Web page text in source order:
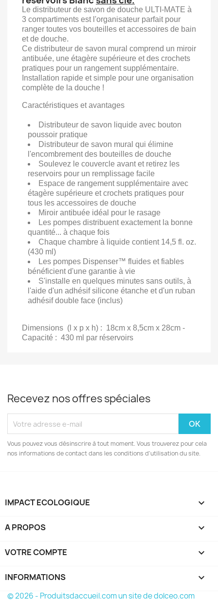
Le distributeur de savon de douche ULTI-MATE à
3 compartiments est l'organisateur parfait pour
ranger toutes vos bouteilles et accessoires de bain
et de douche.
Ce distributeur de savon mural comprend un miroir
antibuée, une étagère supérieure et des crochets
pratiques pour un rangement supplémentaire.
Installation rapide et simple pour une organisation
complète de la douche !
Caractéristiques et avantages
Distributeur de savon liquide avec bouton
poussoir pratique
Distributeur de savon mural qui élimine
l'encombrement des bouteilles de douche
Soulevez le couvercle avant et retirez les
reservoirs pour un remplissage facile
Espace de rangement supplémentaire avec
étagère supérieure et crochets pratiques pour
tous les accessoires de douche
Miroir antibuée idéal pour le rasage
Les pompes distribuent exactement la bonne
quantité... à chaque fois
Chaque chambre à liquide contient 14,5 fl. oz.
(430 ml)
Les pompes Dispenser™ fluides et fiables
bénéficient d'une garantie à vie
S'installe en quelques minutes sans outils, à
l'aide d'un adhésif silicone étanche et d'un ruban
adhésif double face (inclus)
Dimensions (l x p x h) : 18cm x 8,5cm x 28cm -
Capacité : 430 ml par réservoirs
Recevez nos offres spéciales
Vous pouvez vous désinscrire à tout moment. Vous trouverez pour cela
nos informations de contact dans les conditions d'utilisation du site.
IMPACT ECOLOGIQUE 
A PROPOS 
VOTRE COMPTE 
INFORMATIONS keyboard_arrow_down
© 2026 - Produitsdaccueil.com un site de dolceo.com